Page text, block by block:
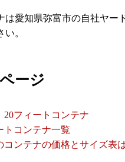
は愛知県弥富市の自社ヤー
。
ージ
20フィートコンテナ
トコンテナ一覧
コンテナの価格とサイズ表